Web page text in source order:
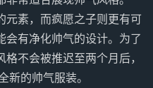
元素，而疯愿之子则更有可
会有净化帅气的设计。为了
不会被推迟至两个月后，
新的帅气服装。